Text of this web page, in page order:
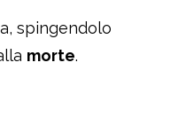
spingendolo
morte.